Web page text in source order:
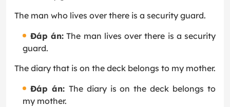
The man who lives over there is a security guard.
Đáp án: The man lives over there is a security
guard.
The diary that is on the deck belongs to my mother.
Đáp án: The diary is on the deck belongs to
my mother.